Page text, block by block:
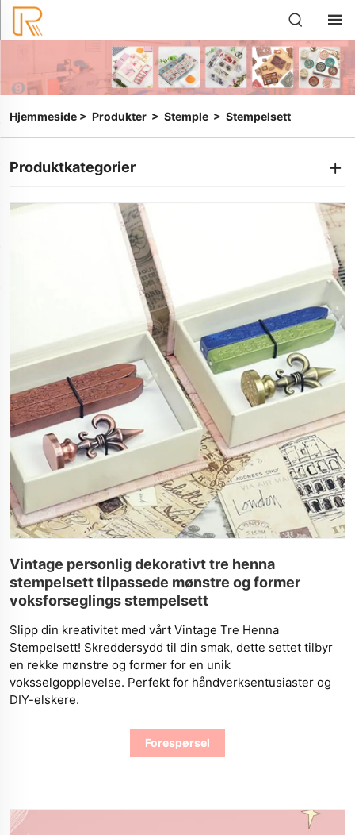
Hjemmeside > Produkter > Stemple > Stempelsett
Produktkategorier
Vintage personlig dekorativt tre henna
stempelsett tilpassede mønstre og former
voksforseglings stempelsett
Slipp din kreativitet med vårt Vintage Tre Henna
Stempelsett! Skreddersydd til din smak, dette settet tilbyr
en rekke mønstre og former for en unik
voksselgopplevelse. Perfekt for håndverksentusiaster og
DIY-elskere.
Forespørsel